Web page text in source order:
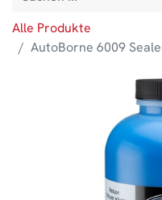
Alle Produkte
AutoBorne 6009